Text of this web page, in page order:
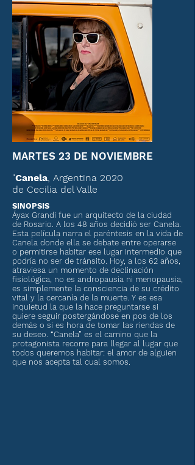
MARTES 23 DE NOVIEMBRE
"Canela, Argentina 2020
de Cecilia del Valle
SINOPSIS
Áyax Grandi fue un arquitecto de la ciudad
de Rosario. A los 48 años decidió ser Canela.
Esta película narra el paréntesis en la vida de
Canela donde ella se debate entre operarse
o permitirse habitar ese lugar intermedio que
podría no ser de tránsito. Hoy, a los 62 años,
atraviesa un momento de declinación
fisiológica, no es andropausia ni menopausia,
es simplemente la consciencia de su crédito
vital y la cercanía de la muerte. Y es esa
inquietud la que la hace preguntarse si
quiere seguir postergándose en pos de los
demás o si es hora de tomar las riendas de
su deseo. “Canela” es el camino que la
protagonista recorre para llegar al lugar que
todos queremos habitar: el amor de alguien
que nos acepta tal cual somos.